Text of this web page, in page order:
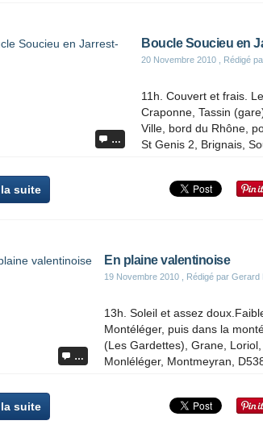
…
Boucle Soucieu en
20 Novembre 2010 , Rédigé
11h. Couvert et frais.
Craponne, Tassin
Ville, bord du Rhône,
St Genis 2, Brignais,
suite
…
En plaine valentinoise
19 Novembre 2010 , Rédigé par Gerard
13h. Soleil et assez
Montéléger, puis dans la
(Les Gardettes), Grane,
Monléléger, Montmeyran,
suite